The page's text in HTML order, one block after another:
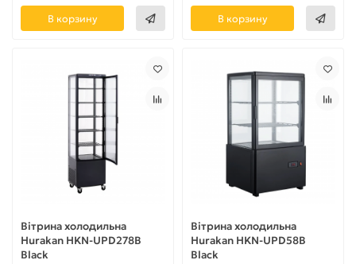
В корзину В корзину
Вітрина холодильна
Hurakan HKN-UPD278B
Black
Вітрина холодильна
Hurakan HKN-UPD58B
Black